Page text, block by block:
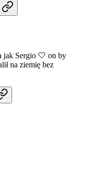
jak Sergio 🤍 on by
na ziemię bez